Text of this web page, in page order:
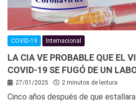
COVID-19 Internacional
LA CIA VE PROBABLE QUE EL
COVID-19 SE FUGÓ DE UN
27/01/2025 2 minutos de lectura
Cinco años después de que